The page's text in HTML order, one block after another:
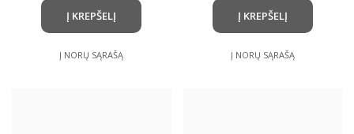
Į KREPŠELĮ
Į NORŲ SĄRAŠĄ
Į KREPŠELĮ
Į NORŲ SĄRAŠĄ